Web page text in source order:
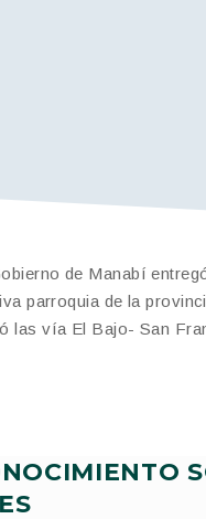
de Manabí
parroquia de la
las vía El Bajo- San